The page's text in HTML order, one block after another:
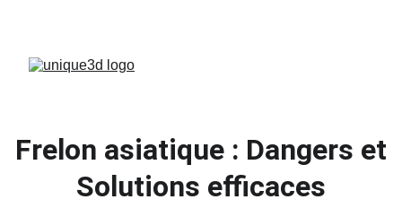
Frelon asiatique : Dangers et
Solutions efficaces